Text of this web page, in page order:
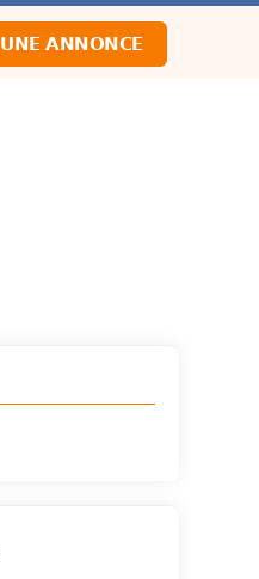
ANNONCE